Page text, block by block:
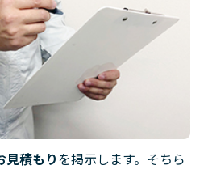
見積もりを掲示します。そちら